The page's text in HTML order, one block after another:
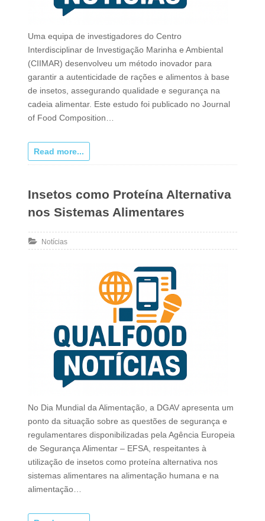
Uma equipa de investigadores do Centro
Interdisciplinar de Investigação Marinha e Ambiental
(CIIMAR) desenvolveu um método inovador para
garantir a autenticidade de rações e alimentos à base
de insetos, assegurando qualidade e segurança na
cadeia alimentar. Este estudo foi publicado no Journal
of Food Composition…
Read more...
Insetos como Proteína Alternativa
nos Sistemas Alimentares
Notícias
No Dia Mundial da Alimentação, a DGAV apresenta um
ponto da situação sobre as questões de segurança e
regulamentares disponibilizadas pela Agência Europeia
de Segurança Alimentar – EFSA, respeitantes à
utilização de insetos como proteína alternativa nos
sistemas alimentares na alimentação humana e na
alimentação…